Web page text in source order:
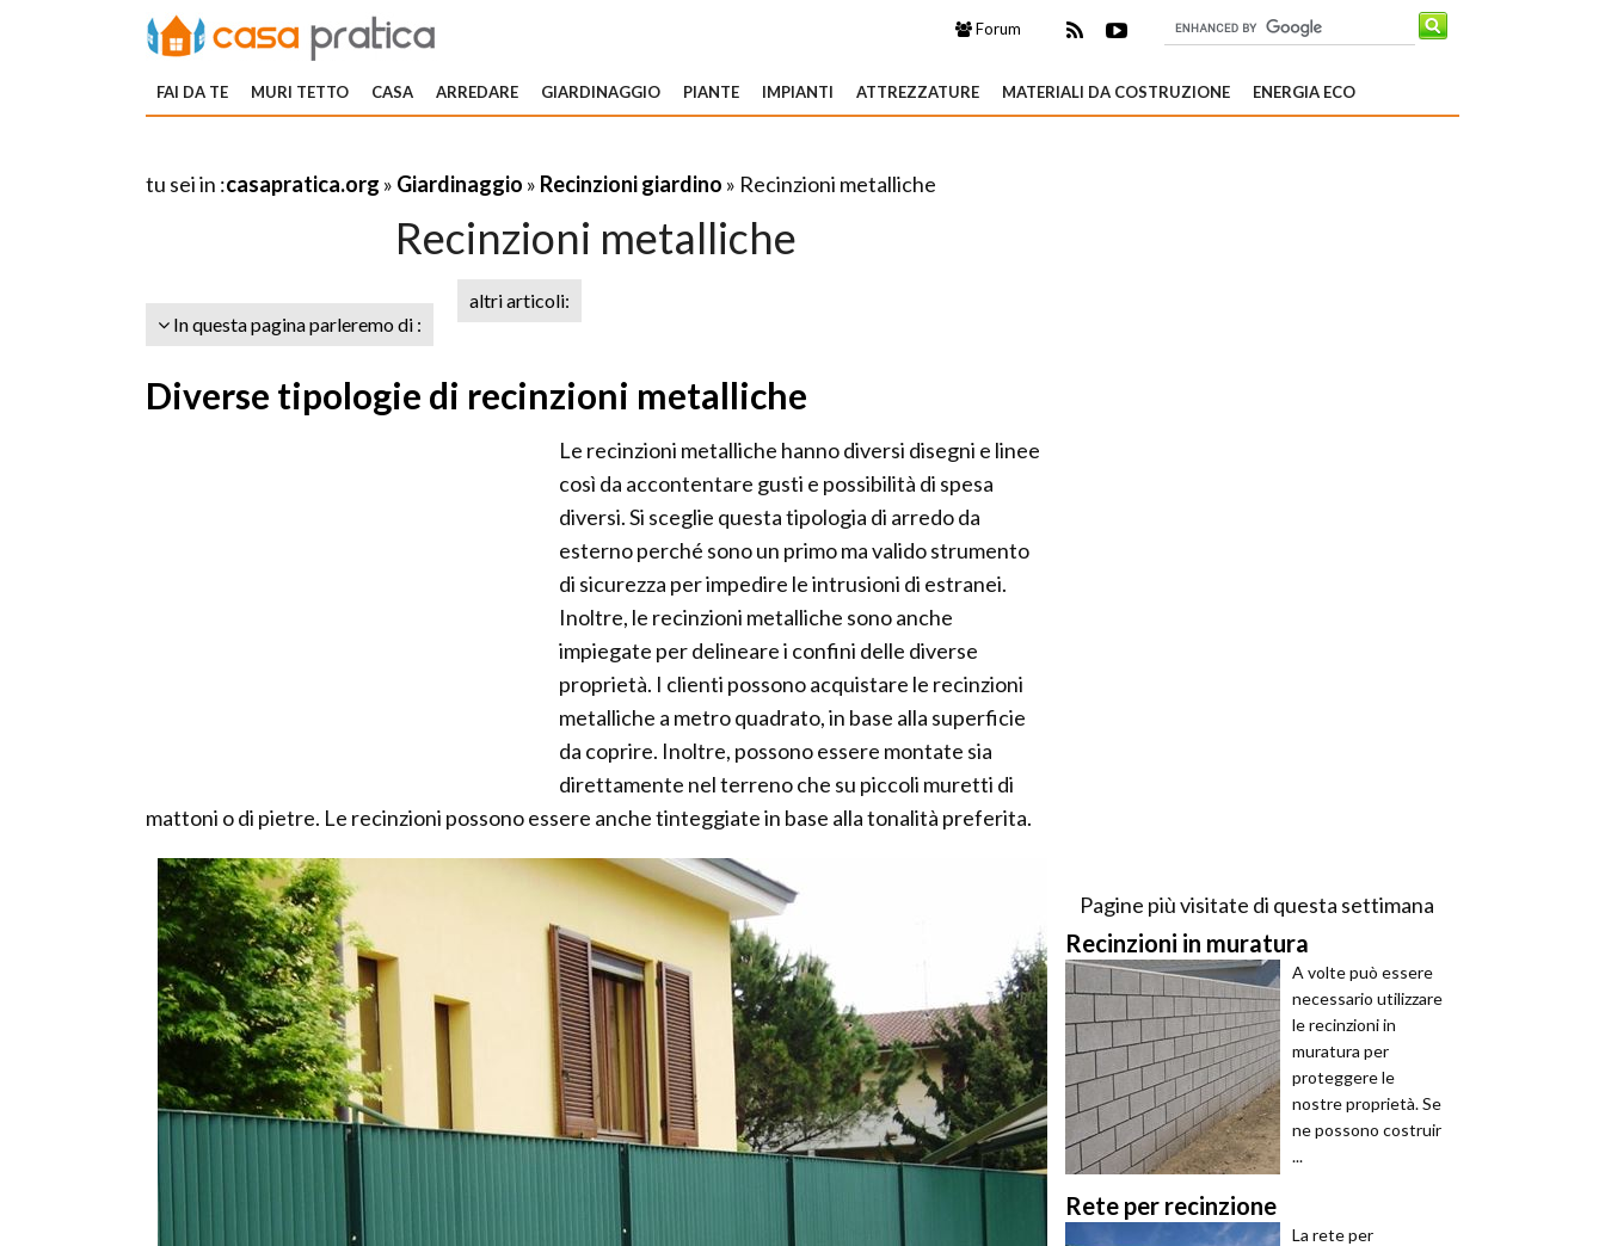
Forum
FAI DA TE MURI TETTO CASA ARREDARE GIARDINAGGIO PIANTE IMPIANTI ATTREZZATURE MATERIALI DA COSTRUZIONE ENERGIA ECO
tu sei in :casapratica.org » Giardinaggio » Recinzioni giardino » Recinzioni metalliche
Recinzioni metalliche
In questa pagina parleremo di :
altri articoli:
Diverse tipologie di recinzioni metalliche
Le recinzioni metalliche hanno diversi disegni e linee
così da accontentare gusti e possibilità di spesa
diversi. Si sceglie questa tipologia di arredo da
esterno perché sono un primo ma valido strumento
di sicurezza per impedire le intrusioni di estranei.
Inoltre, le recinzioni metalliche sono anche
impiegate per delineare i confini delle diverse
proprietà. I clienti possono acquistare le recinzioni
metalliche a metro quadrato, in base alla superficie
da coprire. Inoltre, possono essere montate sia
direttamente nel terreno che su piccoli muretti di
mattoni o di pietre. Le recinzioni possono essere anche tinteggiate in base alla tonalità preferita.
Pagine più visitate di questa settimana
Recinzioni in muratura
A volte può essere
necessario utilizzare
le recinzioni in
muratura per
proteggere le
nostre proprietà. Se
ne possono costruir
...
Rete per recinzione
La rete per